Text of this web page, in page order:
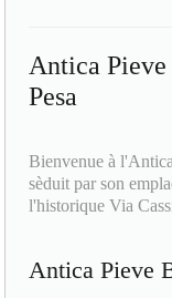
Antica
Pesa
Bienvenue à
sèduit par son
l'historique Via
Antica Pieve